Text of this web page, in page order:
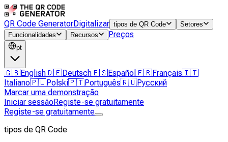
QR Code GeneratorDigitalizar tipos de QR Code
Setores
Funcionalidades
Recursos Preços
pt
🇬🇧English🇩🇪Deutsch🇪🇸Español 🇫🇷Français🇮🇹
Italiano🇵🇱Polski🇵🇹Português🇷🇺Русский
Marcar uma demonstração
Iniciar sessãoRegiste-se gratuitamente
Registe-se gratuitamente
tipos de QR Code